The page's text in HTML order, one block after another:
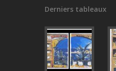
Derniers tableaux